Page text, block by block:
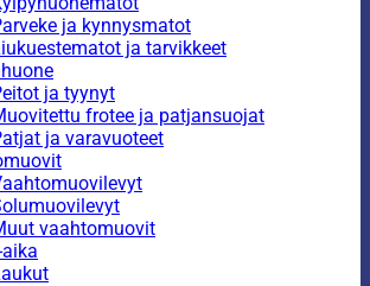
ja kynnysmatot
ja tarvikkeet
ja tyynyt
frotee ja patjansuojat
ja varavuoteet
vaahtomuovit